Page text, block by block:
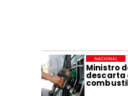
Ministro
descarta
NACIONAL